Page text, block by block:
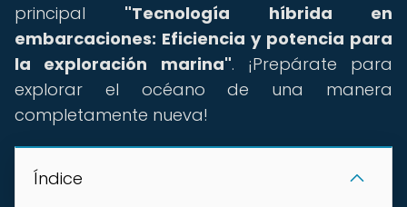
principal "Tecnología híbrida en
embarcaciones: Eficiencia y potencia para
la exploración marina". ¡Prepárate para
explorar el océano de una manera
completamente nueva!
Índice